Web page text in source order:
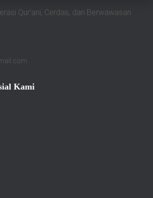
Qur’ani, Cerdas, dan Berwawasan
Kami